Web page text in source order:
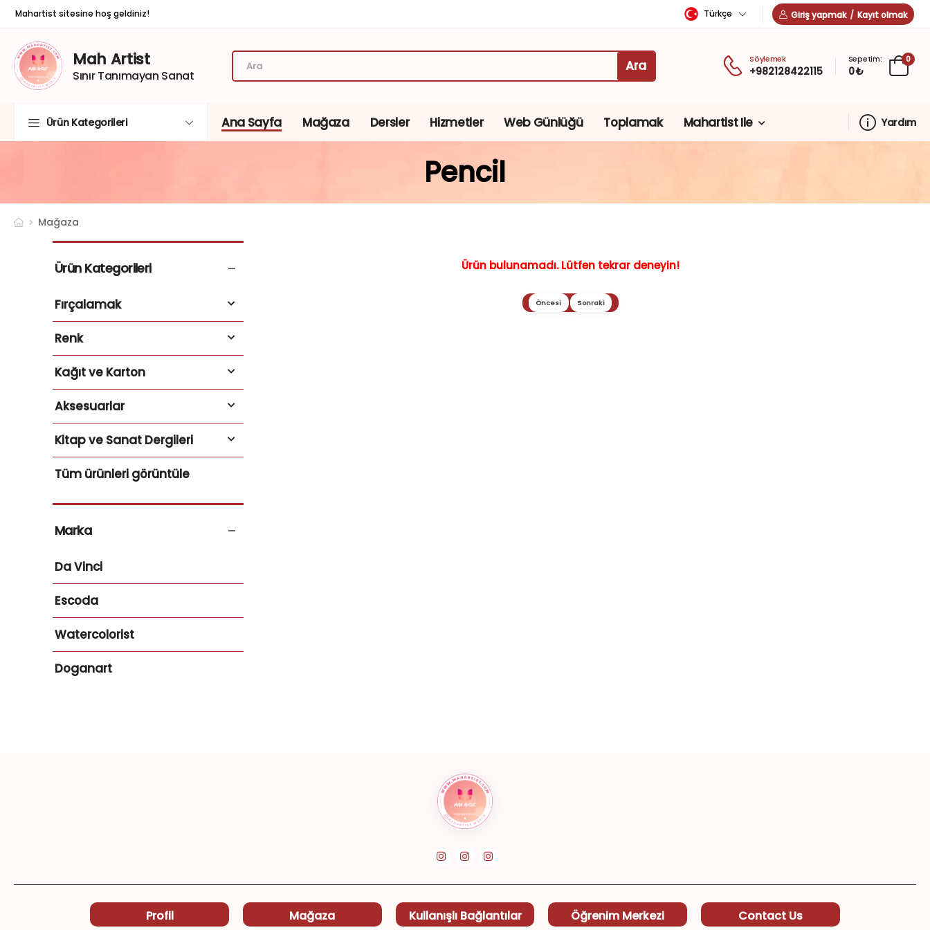
Mahartist sitesine hoş geldiniz! Türkçe Giriş yapmak / Kayıt olmak
Mah Artist
Sınır Tanımayan Sanat
Söylemek
+982128422115
Sepetim:
0 ₺
0
Ürün Kategorileri Ana Sayfa Mağaza Dersler Hizmetler Web Günlüğü Toplamak Mahartist Ile Yardım
Pencil
Mağaza
Ürün Kategorileri
Fırçalamak
Renk
Kağıt ve Karton
Aksesuarlar
Kitap ve Sanat Dergileri
Tüm ürünleri görüntüle
Marka
Da Vinci
Escoda
Watercolorist
Doganart
Ürün bulunamadı. Lütfen tekrar deneyin!
Öncesi Sonraki
Profil Mağaza Kullanışlı Bağlantılar Öğrenim Merkezi Contact Us